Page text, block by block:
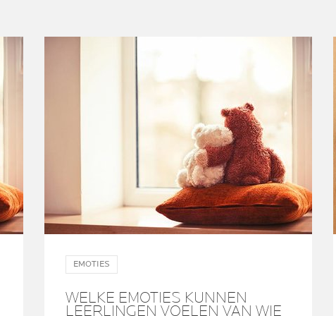
EMOTIES
WELKE EMOTIES KUNNEN
LEERLINGEN VOELEN VAN WIE